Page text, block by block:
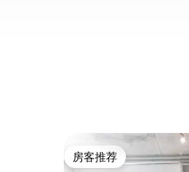
房客推荐
房客推荐